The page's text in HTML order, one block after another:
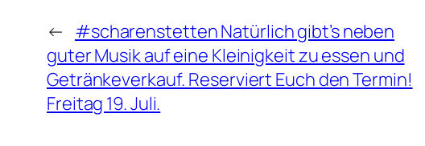
← #scharenstetten Natürlich gibt’s neben
guter Musik auf eine Kleinigkeit zu essen und
Getränkeverkauf. Reserviert Euch den Termin!
Freitag 19. Juli.